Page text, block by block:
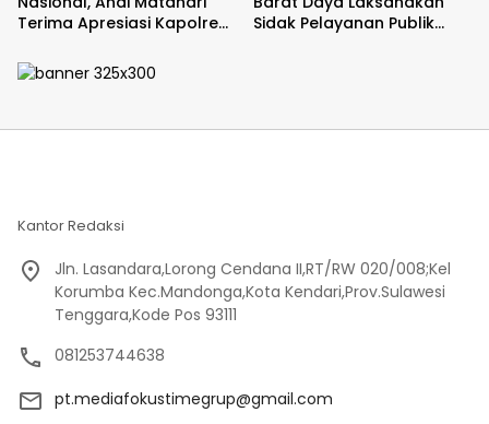
Terima Apresiasi Kapolres
Sidak Pelayanan Publik
Kantor Redaksi
Jln. Lasandara,Lorong Cendana II,RT/RW 020/008;Kel
Korumba Kec.Mandonga,Kota Kendari,Prov.Sulawesi
Tenggara,Kode Pos 93111
081253744638
pt.mediafokustimegrup@gmail.com